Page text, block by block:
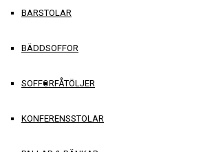
BARSTOLAR
BÄDDSOFFOR
SOFFORFÅTÖLJER
KONFERENSSTOLAR